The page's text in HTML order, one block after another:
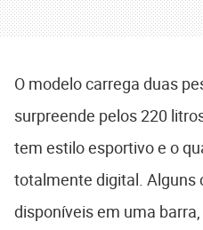
O modelo carrega duas
surpreende pelos 220
tem estilo esportivo e o
totalmente digital. Alguns
disponíveis em uma